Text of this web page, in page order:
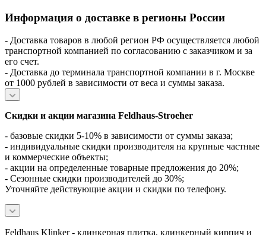
Информация о доставке в регионы России
- Доставка товаров в любой регион РФ осуществляется любой
транспортной компанией по согласованию с заказчиком и за
его счет.
- Доставка до терминала транспортной компании в г. Москве
от 1000 рублей в зависимости от веса и суммы заказа.
Скидки и акции магазина Feldhaus-Stroeher
- базовые скидки 5-10% в зависимости от суммы заказа;
- индивидуальные скидки производителя на крупные частные
и коммерческие объекты;
- акции на определенные товарные предложения до 20%;
- Сезонные скидки производителей до 30%;
Уточняйте действующие акции и скидки по телефону.
Feldhaus Klinker - клинкерная плитка, клинкерный кирпич и